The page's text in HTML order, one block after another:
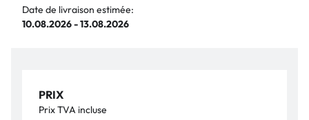
Date de livraison estimée:
10.08.2026 - 13.08.2026
PRIX
Prix TVA incluse